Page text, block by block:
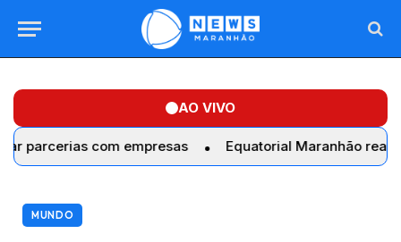
AO VIVO
com empresas Equatorial Maranhão realiza troca de
MUNDO